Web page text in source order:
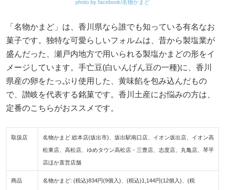
photo by facebook/名物かまど
「名物かまど」は、香川県なら誰でも知っている有名なお
菓子です。独特な可愛らしいフォルムは、昔から製塩業が
盛んだった、瀬戸内地方で用いられる製塩かまどの形をイ
メージしています。手亡豆(白いんげん豆の一種)に、香川
県産の卵をたっぷり使用した、黄味餡を包み込んだもの
で、讃岐を代表する銘菓です。香川土産にお悩みの方は、
定番のこちらがおススメです。
取扱店 名物かまど 総本店(坂出市)、坂出駅南口店、イオン坂出店、イオン高
松東店、高松店、ゆめタウン高松店・三豊店、志度店、丸亀店、琴平
店ほか直営店舗
商品 名物かまど: (税込)834円(9個入)、(税込)1,144円(12個入)、(税